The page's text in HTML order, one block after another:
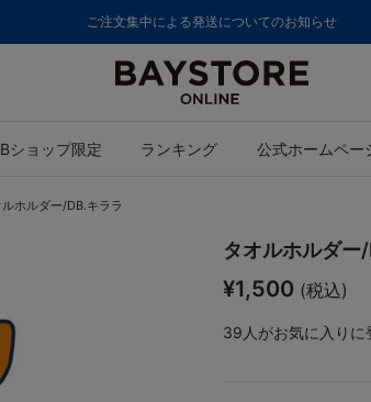
ご注文集中による発送についてのお知らせ
ショップ限定 ランキング 公式ホームペー
ルホルダー/DB.キララ
タオルホルダー
¥1,500 (税込)
39 人がお気に入りに